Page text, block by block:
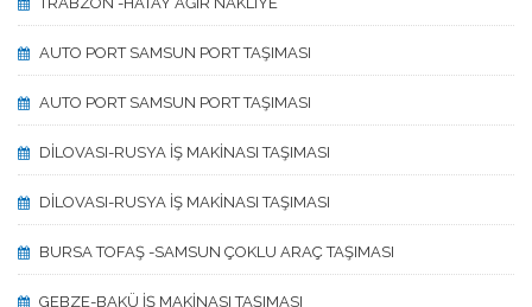
AUTO PORT SAMSUN PORT TAŞIMASI
AUTO PORT SAMSUN PORT TAŞIMASI
DİLOVASI-RUSYA İŞ MAKİNASI TAŞIMASI
DİLOVASI-RUSYA İŞ MAKİNASI TAŞIMASI
BURSA TOFAŞ -SAMSUN ÇOKLU ARAÇ TAŞIMASI
GEBZE-BAKÜ İŞ MAKİNASI TAŞIMASI